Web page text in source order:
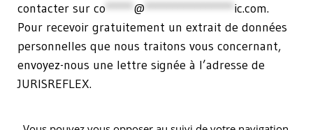
contacter sur co*****@****************ic.com.
Pour recevoir gratuitement un extrait de données
personnelles que nous traitons vous concernant,
envoyez-nous une lettre signée à l’adresse de
JURISREFLEX.